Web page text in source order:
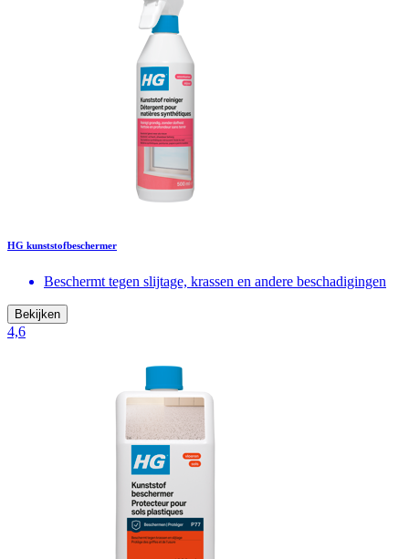
HG kunststofbeschermer
Beschermt tegen slijtage, krassen en andere beschadigingen
Bekijken
4,6